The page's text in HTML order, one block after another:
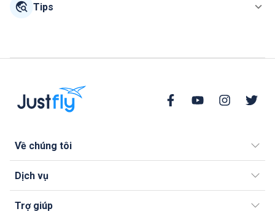
Tips
Về chúng tôi
Dịch vụ
Trợ giúp